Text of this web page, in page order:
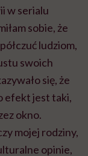
w serialu
sobie, że
ludziom,
swoich
się, że
efekt jest taki,
okno.
mojej rodziny,
opinie,